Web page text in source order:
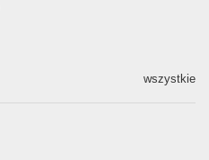
wszystkie